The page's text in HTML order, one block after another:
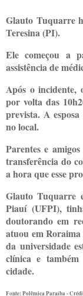
Glauto Tuquarre
Teresina (PI).
Ele começou a
assistência de
Após o incidente,
por volta das
prevista. A
no local.
Parentes e
transferência do
a hora que esse
Glauto Tuquarre
Piauí (UFPI),
doutorando em
atuou em
da universidade
clínica e também
cidade.
Fonte: Polêmica Paraíba -